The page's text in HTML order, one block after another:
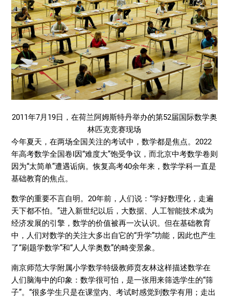
2011年7月19日，在荷兰阿姆斯特丹举办的第52届国际数学奥
林匹克竞赛现场
今年夏天，在两场全国关注的考试中，数学都是焦点。2022
年高考数学全国卷I因“难度大”饱受争议，而北京中考数学卷则
因为“太简单”遭遇诟病。恢复高考40余年来，数学学科一直是
基础教育的焦点。
数学的重要不言自明。20年前，人们说：“学好数理化，走遍
天下都不怕。”进入新世纪以后，大数据、人工智能技术成为
经济发展的引擎，数学的价值被再一次认识。但在基础教育
中，人们对数学的关注大多出自它的“升学”功能，因此也产生
了“刷题学数学”和“人人学奥数”的畸变景象。
南京师范大学附属小学数学特级教师贲友林这样描述数学在
人们脑海中的印象：数学很可怕，是一张用来筛选学生的“筛
子”。“很多学生只是在课堂内、考试时感觉到数学有用；走出